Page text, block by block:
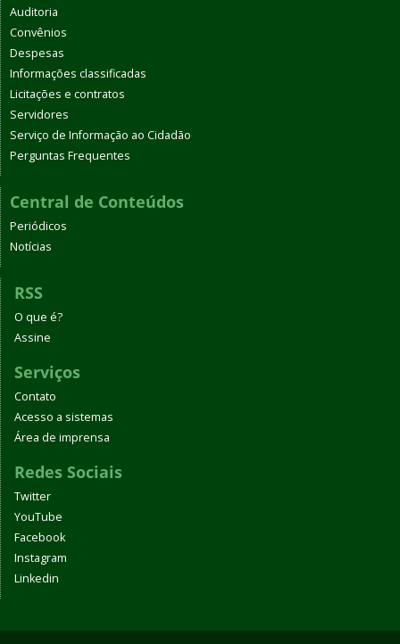
Auditoria
Convênios
Despesas
Informações classificadas
Licitações e contratos
Servidores
Serviço de Informação ao Cidadão
Perguntas Frequentes
Central de Conteúdos
Periódicos
Notícias
RSS
O que é?
Assine
Serviços
Contato
Acesso a sistemas
Área de imprensa
Redes Sociais
Twitter
YouTube
Facebook
Instagram
Linkedin